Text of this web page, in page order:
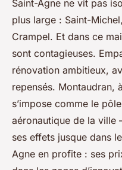
Saint-Agne ne vit pas
plus large : Saint-
Crampel. Et dans ce
sont contagieuses.
rénovation ambitieux,
repensés. Montaudran,
s’impose comme le
aéronautique de la ville
ses effets jusque dans
Agne en profite : ses